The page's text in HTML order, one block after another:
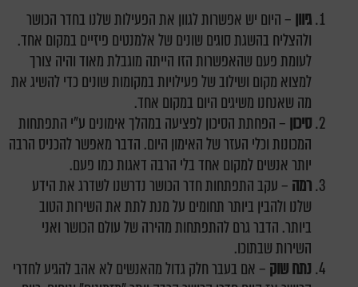
גיוון – היום יש אפשרות לגוון את הפעילות שלנו בחדר הכושר
ולהצליח בהשגת סוגים שונים של אלמנטים פיזיים במקום אחד.
לעומת פעם שהאפשרות הזו הייתה מוגבלת מאוד והיה צורך
למצוא מקום ושילוב של פעילויות במקומות שונים כדי להשיג את
מה שאנחנו משיגים היום במקום אחד.
סיכון – הפחתת הסיכון לפציעה במהלך אימונים ע"י התפתחות
המכונות וכלי העזר של האימון היום. הדבר מאפשר להכניס הרבה
יותר אנשים למקום אחד בלי הרבה דאגות כמו פעם.
רמה – עקב התפתחות חדר הכושר נדרשנו לשדרג את הידע
שלנו ולהבין ביותר תחומים על מנת לתת את השירות הטוב
ביותר. הדבר גרם להתפתחות מהירה של עולם הכושר ואני
השירות שבתוכו.
נתח שוק – אם בעבר חלק גדול מהאנשים לא אהב להגיע לחדרי